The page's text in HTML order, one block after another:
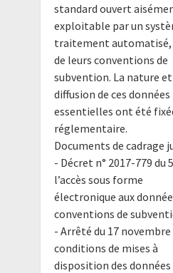
standard ouvert
exploitable par un
traitement automatisé,
de leurs conventions de
subvention. La nature
diffusion de ces données
essentielles ont été
réglementaire.
Documents de cadrage
- ​Décret n° 2017-779 du
l’accès sous forme
électronique aux
conventions de
​- Arrêté du 17
conditions de mises à
disposition des